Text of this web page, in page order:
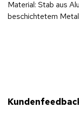
Material: Stab aus
beschichtetem